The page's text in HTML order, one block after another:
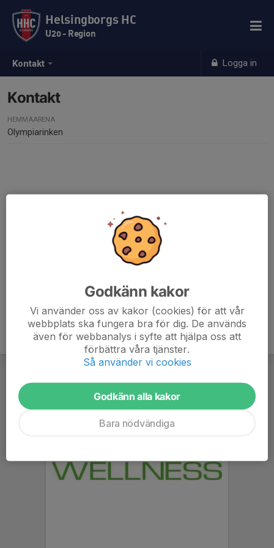
Kontakt Logga in
Helsingborgs HC
U20 - Region
Kontakt
HEMMAARENA
Olympiarinken
Godkänn kakor
Vi använder oss av kakor (cookies) för att vår
webbplats ska fungera bra för dig. De används
även för webbanalys i syfte att hjälpa oss att
förbättra våra tjänster.
Så använder vi cookies
Godkänn alla kakor
Bara nödvändiga